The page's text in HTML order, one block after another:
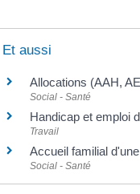
Et aussi
Allocations (AAH,
Social - Santé
Handicap et emploi
Travail
Accueil familial
Social - Santé